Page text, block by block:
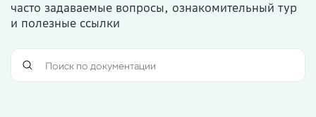
часто задаваемые вопросы, ознакомительный тур
и полезные ссылки